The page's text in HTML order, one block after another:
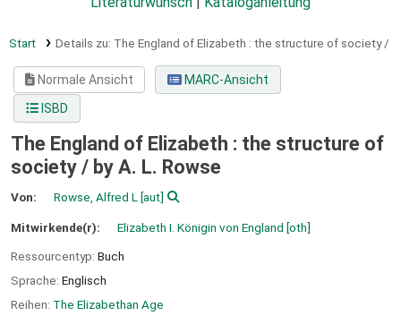
Start Details zu: The England of Elizabeth : the structure of society /
Normale Ansicht
MARC-Ansicht
ISBD
The England of Elizabeth : the structure of
society / by A. L. Rowse
Von: Rowse, Alfred L [aut]
Mitwirkende(r): Elizabeth I. Königin von England [oth]
Ressourcentyp: Buch
Sprache: Englisch
Reihen: The Elizabethan Age